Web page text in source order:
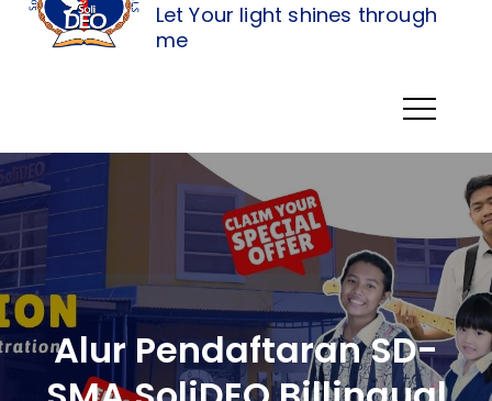
Let Your light shines through
me
Alur Pendaftaran SD-